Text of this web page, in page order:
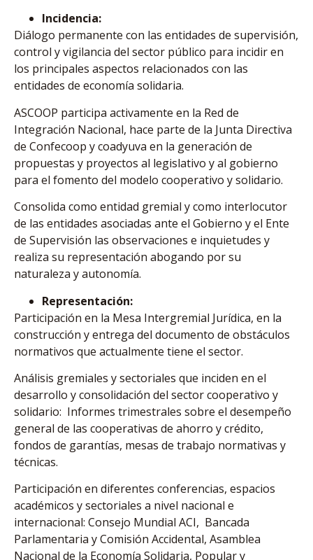
Incidencia:
Diálogo permanente con las entidades de supervisión,
control y vigilancia del sector público para incidir en
los principales aspectos relacionados con las
entidades de economía solidaria.
ASCOOP participa activamente en la Red de
Integración Nacional, hace parte de la Junta Directiva
de Confecoop y coadyuva en la generación de
propuestas y proyectos al legislativo y al gobierno
para el fomento del modelo cooperativo y solidario.
Consolida como entidad gremial y como interlocutor
de las entidades asociadas ante el Gobierno y el Ente
de Supervisión las observaciones e inquietudes y
realiza su representación abogando por su
naturaleza y autonomía.
Representación:
Participación en la Mesa Intergremial Jurídica, en la
construcción y entrega del documento de obstáculos
normativos que actualmente tiene el sector.
Análisis gremiales y sectoriales que inciden en el
desarrollo y consolidación del sector cooperativo y
solidario: Informes trimestrales sobre el desempeño
general de las cooperativas de ahorro y crédito,
fondos de garantías, mesas de trabajo normativas y
técnicas.
Participación en diferentes conferencias, espacios
académicos y sectoriales a nivel nacional e
internacional: Consejo Mundial ACI, Bancada
Parlamentaria y Comisión Accidental, Asamblea
Nacional de la Economía Solidaria, Popular y